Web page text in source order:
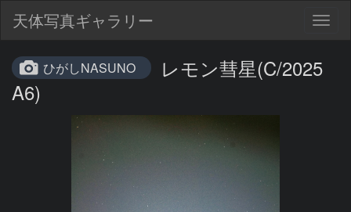
天体写真ギャラリー
ひがしNASUNO
レモン彗星(C/2025
A6)